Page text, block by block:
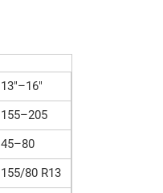
13″–16″
155–205
45–80
155/80 R13